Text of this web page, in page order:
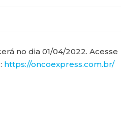
no dia 01/04/2022. Acesse
https://oncoexpress.com.br/